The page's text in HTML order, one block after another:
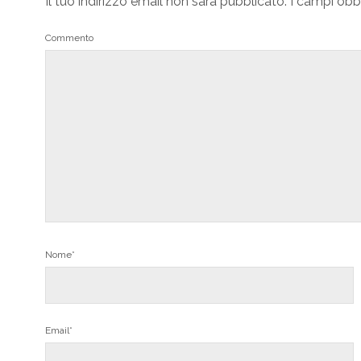
Commento
Nome*
Email*